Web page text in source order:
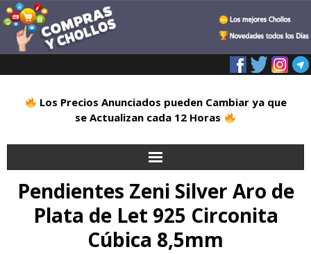
Los Precios Anunciados pueden Cambiar ya que
se Actualizan cada 12 Horas
Inicio
Alimentación
Pendientes Zeni Silver Aro de
Plata de Let 925 Circonita
Cúbica 8,5mm